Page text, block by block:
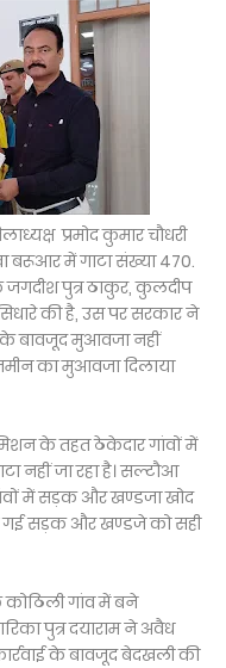
प्रमोद कुमार चौधरी
बरूआर में गाटा संख्या 470.
जगदीश पुत्र ठाकुर, कुलदीप
सिधारे की है, उस पर सरकार ने
के बावजूद मुआवजा नहीं
का मुआवजा दिलाया
के तहत ठेकेदार गांवों में
नहीं जा रहा है। सल्टौआ
में सड़क और खण्डजा खोद
गई सड़क और खण्डजे को सही
कोठिली गांव में बने
पुत्र दयाराम ने अवैध
के बावजूद बेदखली की